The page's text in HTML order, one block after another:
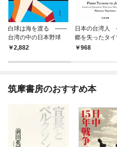
白球は海を渡る ――
台湾の中の日本野球
2,882
日本の台湾
郷を失ったタイ
ズの物語
968
筑摩書房のおすすめ本